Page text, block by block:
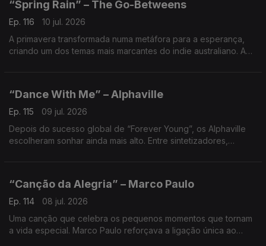
“Spring Rain” – The Go-Betweens
Ep. 116
10 jul. 2026
A primavera transformada numa metáfora para a esperança,
criando um dos temas mais marcantes do indie australiano. A
“Dance With Me” – Alphaville
Ep. 115
09 jul. 2026
Depois do sucesso global de “Forever Young”, os Alphaville
escolheram sonhar ainda mais alto. Entre sintetizadores,
“Canção da Alegria” – Marco Paulo
Ep. 114
08 jul. 2026
Uma canção que celebra os pequenos momentos que tornam
a vida especial. Marco Paulo reforçava a ligação única ao